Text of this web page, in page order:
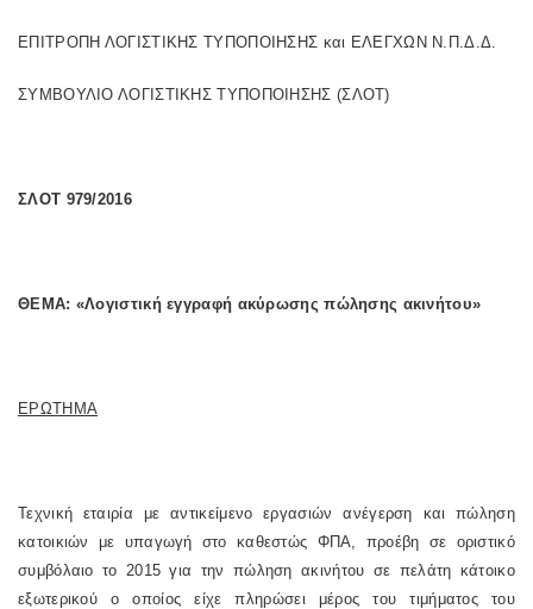
ΕΠΙΤΡΟΠΗ ΛΟΓΙΣΤΙΚΗΣ ΤΥΠΟΠΟΙΗΣΗΣ και ΕΛΕΓΧΩΝ Ν.Π.Δ.Δ.
ΣΥΜΒΟΥΛΙΟ ΛΟΓΙΣΤΙΚΗΣ ΤΥΠΟΠΟΙΗΣΗΣ (ΣΛΟΤ)
ΣΛΟΤ 979/2016
ΘΕΜΑ: «Λογιστική εγγραφή ακύρωσης πώλησης ακινήτου»
ΕΡΩΤΗΜΑ
Τεχνική εταιρία με αντικείμενο εργασιών ανέγερση και πώληση
κατοικιών με υπαγωγή στο καθεστώς ΦΠΑ, προέβη σε οριστικό
συμβόλαιο το 2015 για την πώληση ακινήτου σε πελάτη κάτοικο
εξωτερικού ο οποίος είχε πληρώσει μέρος του τιμήματος του